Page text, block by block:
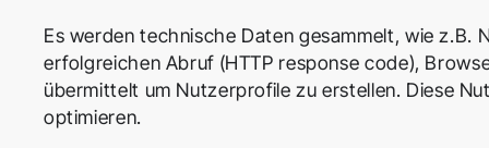
Es werden technische Daten gesammelt, wie z.B.
erfolgreichen Abruf (HTTP response code),
übermittelt um Nutzerprofile zu erstellen. Diese
optimieren.